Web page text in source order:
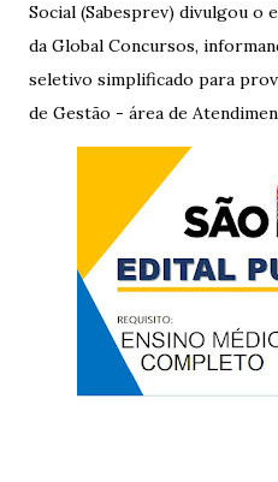
Social (Sabesprev) divulgou o
da Global Concursos,
seletivo simplificado para
de Gestão - área de